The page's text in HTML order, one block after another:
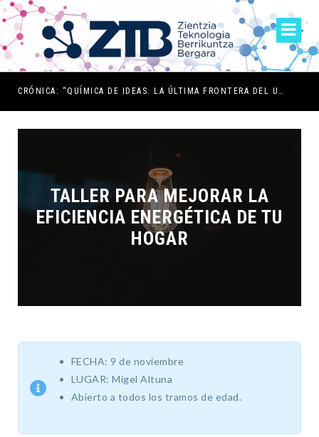
CRÓNICA: “QUÍMICA DE IDEAS. LA ÚLTIMA FRONTERA DEL UNIVERSO QUÍMICO”
TALLER PARA MEJORAR LA
EFICIENCIA ENERGÉTICA DE TU
HOGAR
FECHA: 9 de noviembre
LUGAR: Migel Altuna
Abierto a todos los tramos de edad.